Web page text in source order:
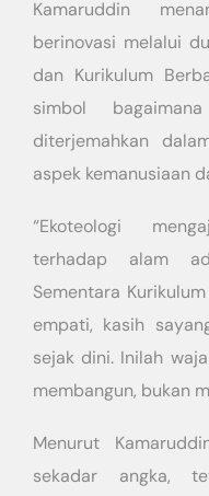
Kamaruddin
berinovasi melalui
dan Kurikulum
simbol
diterjemahkan
aspek kemanusiaan
“Ekoteologi
terhadap alam
Sementara
empati, kasih
sejak dini. Inilah
membangun, bukan
Menurut
sekadar angka,